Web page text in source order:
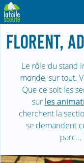
FLORENT,
Le rôle du stand
monde, sur tout.
Que ce soit les
sur les
cherchent la
se demandent